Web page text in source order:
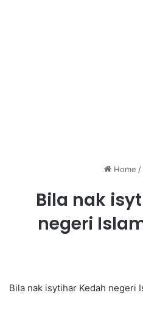
Home /
Bila nak
negeri
Bila nak isytihar Kedah negeri